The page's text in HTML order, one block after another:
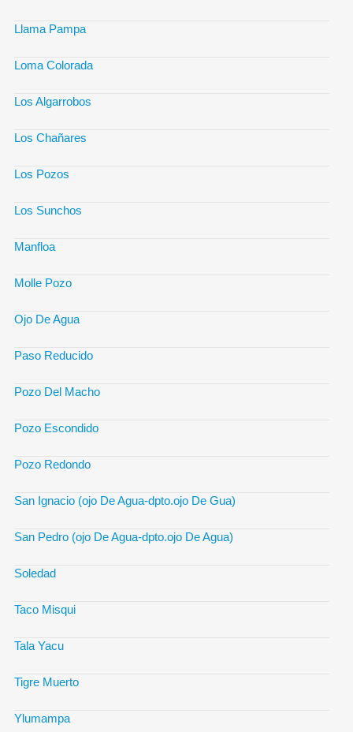
Llama Pampa
Loma Colorada
Los Algarrobos
Los Chañares
Los Pozos
Los Sunchos
Manfloa
Molle Pozo
Ojo De Agua
Paso Reducido
Pozo Del Macho
Pozo Escondido
Pozo Redondo
San Ignacio (ojo De Agua-dpto.ojo De Gua)
San Pedro (ojo De Agua-dpto.ojo De Agua)
Soledad
Taco Misqui
Tala Yacu
Tigre Muerto
Ylumampa